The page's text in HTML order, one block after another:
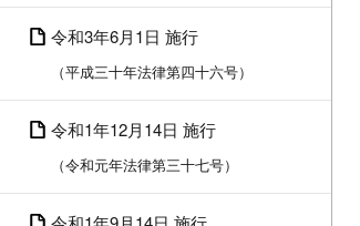
令和3年6月1日 施行
（平成三十年法律第四十六号）
令和1年12月14日 施行
（令和元年法律第三十七号）